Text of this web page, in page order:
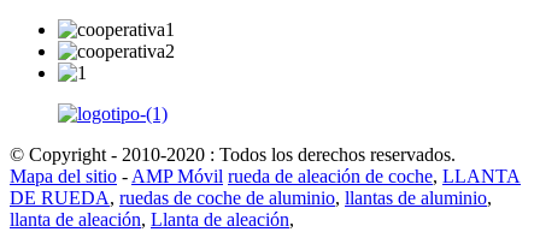
© Copyright - 2010-2020 : Todos los derechos reservados.
Mapa del sitio - AMP Móvil rueda de aleación de coche, LLANTA
DE RUEDA, ruedas de coche de aluminio, llantas de aluminio,
llanta de aleación, Llanta de aleación,